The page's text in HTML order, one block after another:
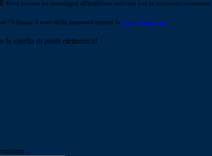
Verrà inviato un messaggio all'indirizzo indicato con le istruzioni necessarie.
Effettua il reset della password tramite la Login Spaggiari
la casella di posta elettronica!